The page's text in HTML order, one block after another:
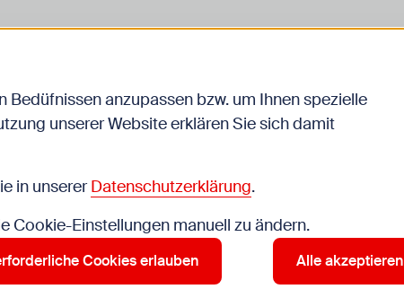
Veranstaltungen
anzupassen bzw. um Ihnen spezielle
unserer Website erklären Sie sich damit
in unsererDatenschutzerklärung.
Cookie-Einstellungen manuell zu ändern.
Cookies erlauben Alle akzeptieren